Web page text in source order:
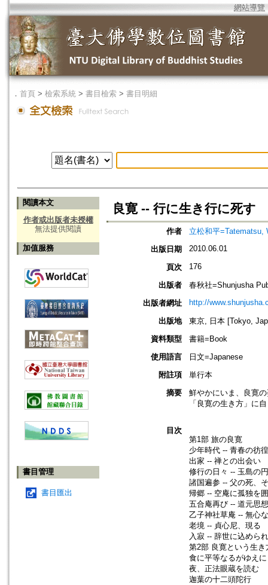
網站導覽
． 首頁 > 檢索系統 > 書目檢索 > 書目明細
閱讀本文
作者或出版者未授權
無法提供閱讀
加值服務
書目管理
書目匯出
良寛 -- 行に生き行に死す
作者
立松和平=Tatematsu,
出版日期
2010.06.01
頁次 176
出版者
春秋社=Shunjusha
出版者網址
http://
出版地
東京, 日本 [Tokyo,
資料類型
書籍=Book
使用語言
日文=Japanese
附註項
単行本
摘要
鮮やかにいま、良寛
「良寛の生き方」に
目次
第1部 旅の良寛
少年時代 -- 青春の彷徨
出家 -- 禅との出会い
修行の日々 -- 玉島の
諸国遍参 -- 父の死、
帰郷 -- 空庵に孤独を
五合庵再び -- 道元思
乙子神社草庵 -- 無心
老境 -- 貞心尼、現る
入寂 -- 辞世に込めら
第2部 良寛という生き
食に平等なるがゆえに
夜、正法眼蔵を読む
迦葉の十二頭陀行